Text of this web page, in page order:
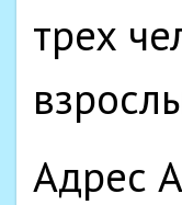
трех
Адрес